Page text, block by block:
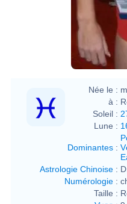
Née le :
à :
Soleil :
Lune :
Dominantes :
Astrologie Chinoise :
Numérologie :
Taille :